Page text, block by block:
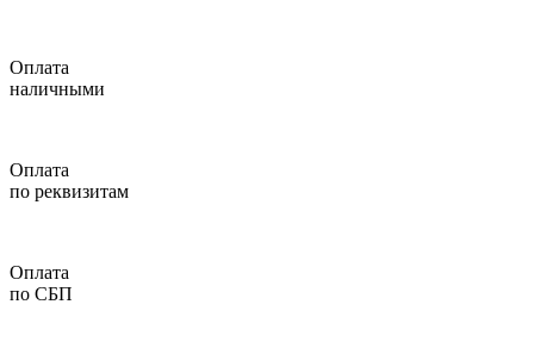
Оплата
наличными
Оплата
по реквизитам
Оплата
по СБП